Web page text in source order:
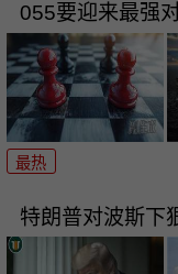
055要迎来最强
最热
特朗普对波斯下